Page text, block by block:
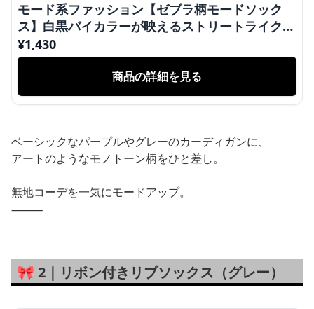
モード系ファッション【ゼブラ柄モードソック
ス】白黒バイカラーが映えるストリートライクな
中筒丈ソックス
¥1,430
商品の詳細を見る
ベーシックなパープルやグレーのカーディガンに、
アートのようなモノトーン柄をひと差し。
無地コーデを一気にモードアップ。
⸻
🎀 2｜リボン付きリブソックス（グレー）